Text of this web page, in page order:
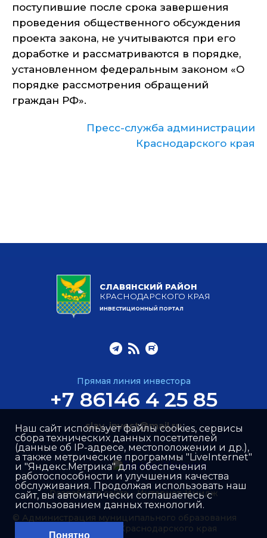
поступившие после срока завершения
проведения общественного обсуждения
проекта закона, не учитываются при его
доработке и рассматриваются в порядке,
установленном федеральным законом «О
порядке рассмотрения обращений
граждан РФ».
Пресс-служба администрации
Краснодарского края
СЛАВЯНСКИЙ РАЙОН
КРАСНОДАРСКОГО КРАЯ
ИНВЕСТИЦИОННЫЙ ПОРТАЛ
Прямая линия инвестора
+7 86146 4 25 85
slav_invest@mail.ru
© Администрация муниципального образования
Славянский район Краснодарского края
Разработка сайта –Интернет-Имидж
Наш сайт использует файлы cookies, сервисы
сбора технических данных посетителей
(данные об IP-адресе, местоположении и др.),
а также метрические программы "LiveInternet"
и "Яндекс.Метрика" для обеспечения
работоспособности и улучшения качества
обслуживания. Продолжая использовать наш
сайт, вы автоматически соглашаетесь с
использованием данных технологий.
Понятно